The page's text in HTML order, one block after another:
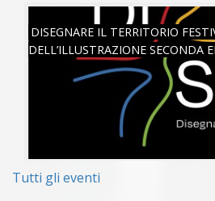
DISEGNARE IL TERRITORIO
DELL’ILLUSTRAZIONE SECONDA
Tutti gli eventi